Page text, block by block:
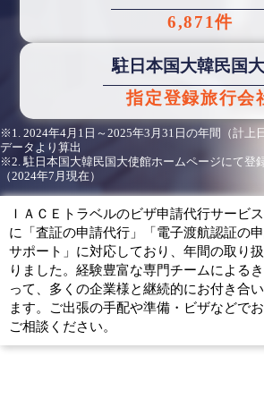
6,871件
駐日本国大韓民国
指定登録旅行会
※1. 2024年4月1日～2025年3月31日の年間（計上
データより算出
※2. 駐日本国大韓民国大使館ホームページにて登
（2024年7月現在）
ＩＡＣＥトラベルのビザ申請代行サービ
に「査証の申請代行」「電子渡航認証の
サポート」に対応しており、年間の取り
りました。経験豊富な専門チームによる
って、多くの企業様と継続的にお付き合
ます。ご出張の手配や準備・ビザなどで
ご相談ください。